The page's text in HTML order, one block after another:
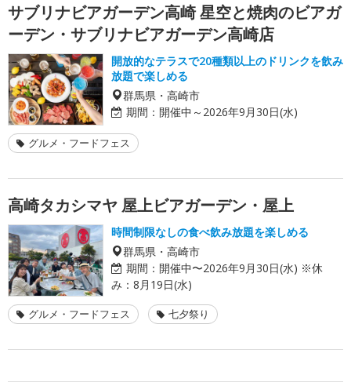
サブリナビアガーデン高崎 星空と焼肉のビアガ
ーデン・サブリナビアガーデン高崎店
開放的なテラスで20種類以上のドリンクを飲み
放題で楽しめる
群馬県・高崎市
期間： 開催中～2026年9月30日(水)
グルメ・フードフェス
高崎タカシマヤ 屋上ビアガーデン・屋上
時間制限なしの食べ飲み放題を楽しめる
群馬県・高崎市
期間： 開催中〜2026年9月30日(水) ※休
み：8月19日(水)
グルメ・フードフェス 七夕祭り